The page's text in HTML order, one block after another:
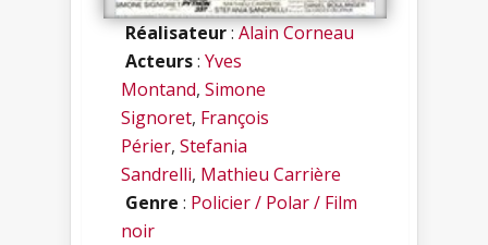
Réalisateur:Alain Corneau
Acteurs: Yves
Montand, Simone
Signoret, François
Périer, Stefania
Sandrelli, Mathieu Carrière
Genre : Policier / Polar / Film
noir